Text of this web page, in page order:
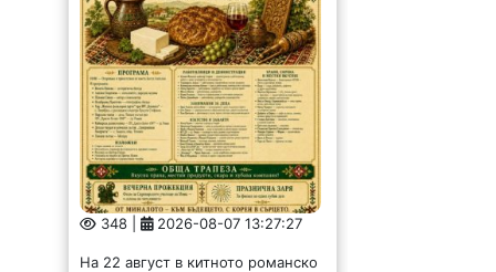
348 | 2026-08-07 13:27:27
На 22 август в китното романско